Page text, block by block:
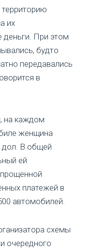
их
При этом
будто
передавались
в
на каждом
женщина
дол. В общей
ей
платежей в
автомобилей.
схемы
очередного